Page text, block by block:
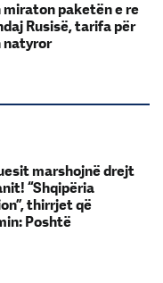
paketën e re
Rusisë, tarifa për
natyror
marshojnë drejt
“Shqipëria
thirrjet që
Poshtë